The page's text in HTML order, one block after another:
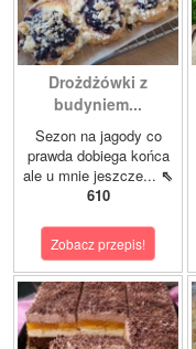
Drożdżówki z
budyniem...
Sezon na jagody co
prawda dobiega końca
ale u mnie jeszcze... ⇖
610
Zobacz przepis!